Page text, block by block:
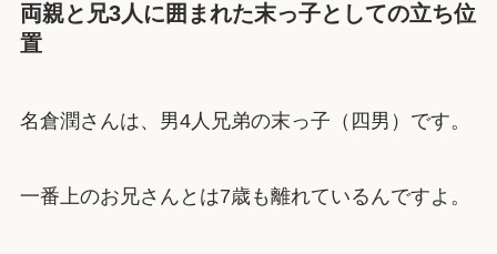
両親と兄3人に囲まれた末っ子としての立ち位
置
名倉潤さんは、男4人兄弟の末っ子（四男）です。
一番上のお兄さんとは7歳も離れているんですよ。